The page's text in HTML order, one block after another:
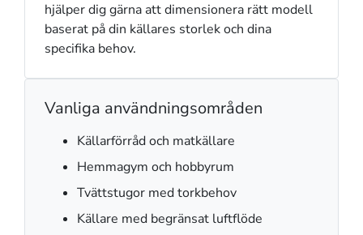
hjälper dig gärna att dimensionera rätt modell
baserat på din källares storlek och dina
specifika behov.
Vanliga användningsområden
Källarförråd och matkällare
Hemmagym och hobbyrum
Tvättstugor med torkbehov
Källare med begränsat luftflöde